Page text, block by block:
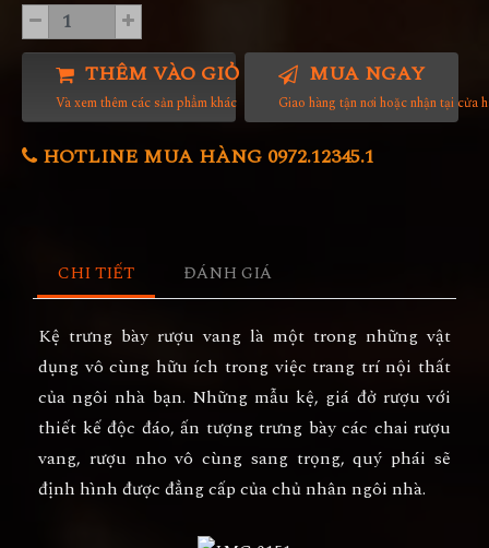
THÊM VÀO GIỎ HÀNG
Và xem thêm các sản phẩm khác
MUA NGAY
Giao hàng tận nơi hoặc nhận tại cửa
HOTLINE MUA HÀNG 0972.12345.1
CHI TIẾT ĐÁNH GIÁ
Kệ trưng bày rượu vang là một trong những vật
dụng vô cùng hữu ích trong việc trang trí nội thất
của ngôi nhà bạn. Những mẫu kệ, giá đở rượu với
thiết kế độc đáo, ấn tượng trưng bày các chai rượu
vang, rượu nho vô cùng sang trọng, quý phái sẽ
định hình được đẳng cấp của chủ nhân ngôi nhà.